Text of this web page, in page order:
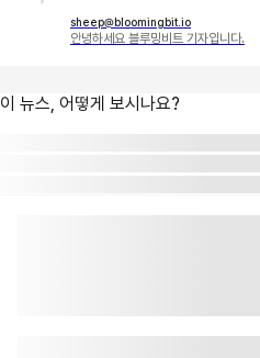
sheep@bloomingbit.io
안녕하세요 블루밍비트 기자입니다.
이 뉴스, 어떻게 보시나요?